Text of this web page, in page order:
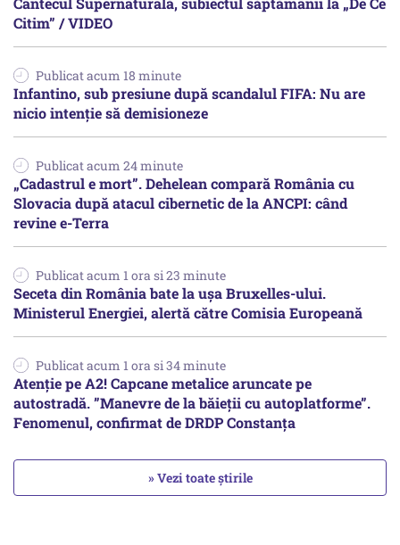
Citim” / VIDEO
Publicat acum 18 minute
Infantino, sub presiune după scandalul FIFA: Nu are
nicio intenție să demisioneze
Publicat acum 24 minute
„Cadastrul e mort”. Dehelean compară România cu
Slovacia după atacul cibernetic de la ANCPI: când
revine e-Terra
Publicat acum 1 ora si 23 minute
Seceta din România bate la ușa Bruxelles-ului.
Ministerul Energiei, alertă către Comisia Europeană
Publicat acum 1 ora si 34 minute
Atenție pe A2! Capcane metalice aruncate pe
autostradă. ”Manevre de la băieții cu autoplatforme”.
Fenomenul, confirmat de DRDP Constanța
» Vezi toate știrile